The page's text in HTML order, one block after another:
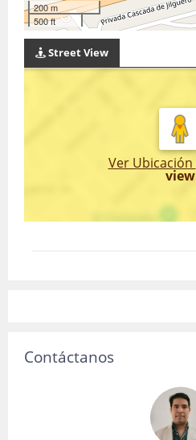
200 m
500 ft
Street View
Ver Ubicación
view
Contáctanos